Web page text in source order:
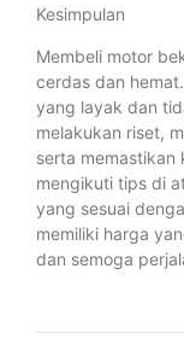
Kesimpulan
Membeli motor
cerdas dan
yang layak dan
melakukan riset,
serta memastikan
mengikuti tips di
yang sesuai
memiliki harga
dan semoga